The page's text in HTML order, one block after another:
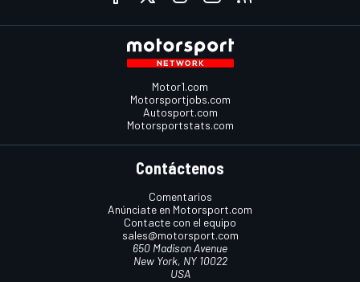
Motor1.com
Motorsportjobs.com
Autosport.com
Motorsportstats.com
Contáctenos
Comentarios
Anúnciate en Motorsport.com
Contacte con el equipo
sales@motorsport.com
650 Madison Avenue
New York, NY 10022
USA